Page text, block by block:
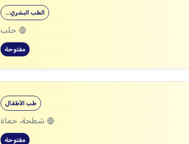
الطب البشري…
حلب
مفتوحة
طب الأطفال
شطحة، حماة
مفتوحة